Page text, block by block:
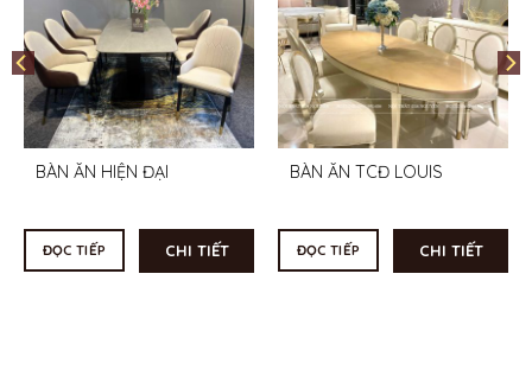
BÀN ĂN HIỆN ĐẠI
ĐỌC TIẾP CHI TIẾT
BÀN ĂN TCĐ LOUIS
ĐỌC TIẾP CHI TIẾT